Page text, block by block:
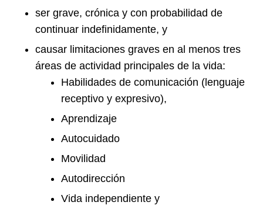
ser grave, crónica y con probabilidad de
continuar indefinidamente, y
causar limitaciones graves en al menos tres
áreas de actividad principales de la vida:
Habilidades de comunicación (lenguaje
receptivo y expresivo),
Aprendizaje
Autocuidado
Movilidad
Autodirección
Vida independiente y